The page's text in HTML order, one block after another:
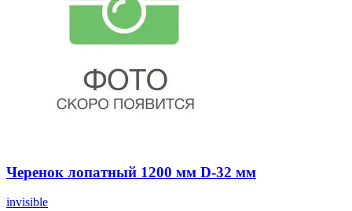
Черенок лопатный 1200 мм D-32 мм
invisible